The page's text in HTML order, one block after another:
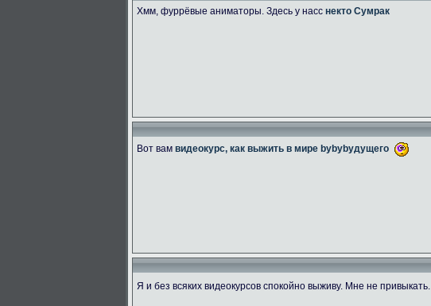
Хмм, фуррёвые аниматоры. Здесь у насс некто Сумрак
Вот вам видеокурс, как выжить в мире bybybyдущего
Я и без всяких видеокурсов спокойно выживу. Мне не привыкать.